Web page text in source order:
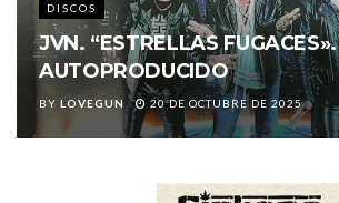
DISCOS
JVN. “ESTRELLAS FUGACES».
AUTOPRODUCIDO
BY LOVEGUN 20 DE OCTUBRE DE 2025